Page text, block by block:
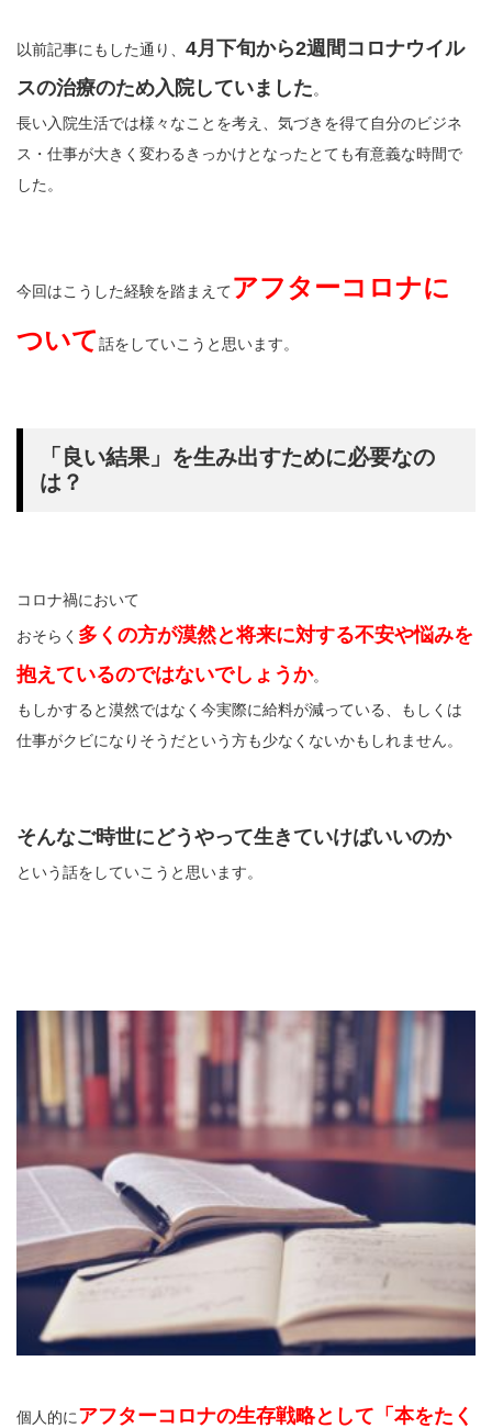
以前記事にもした通り、 4月下旬から2週間コロナウイル
スの治療のため入院していました。
長い入院生活では様々なことを考え、気づきを得て自分のビジネ
ス・仕事が大きく変わるきっかけとなったとても有意義な時間で
した。
今回はこうした経験を踏まえてアフターコロナに
ついて話をしていこうと思います。
「良い結果」を生み出すために必要なの
は？
コロナ禍において
おそらく 多くの方が漠然と将来に対する不安や悩みを
抱えているのではないでしょうか。
もしかすると漠然ではなく今実際に給料が減っている、もしくは
仕事がクビになりそうだという方も少なくないかもしれません。
そんなご時世にどうやって生きていけばいいのか
という話をしていこうと思います。
個人的にアフターコロナの生存戦略として「本をたく